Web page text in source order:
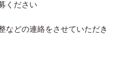
ください
などの連絡をさせていただき